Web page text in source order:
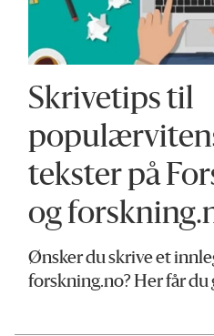
Skrivetips til
tekster på
og
Ønsker du skrive et
forskning.no? Her får du